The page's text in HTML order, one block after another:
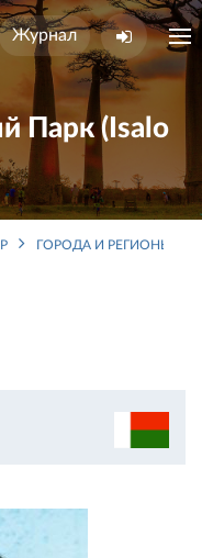
Журнал
Парк (Isalo
ГОРОДА И РЕГИОНЫ